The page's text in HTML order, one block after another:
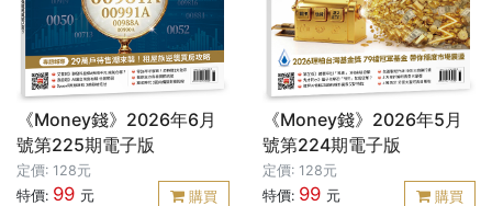
《Money錢》2026年6月
號第225期電子版
定價: 128元
特價: 99 元 購買
《Money錢》2026年5月
號第224期電子版
定價: 128元
特價: 99 元 購買